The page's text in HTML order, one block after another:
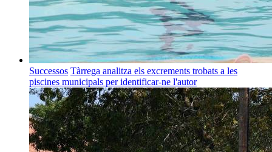
Successos Tàrrega analitza els excrements trobats a les
piscines municipals per identificar-ne l'autor